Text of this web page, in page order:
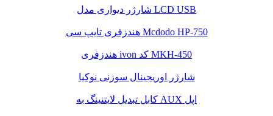
شارژر دیواری مدل LCD USB
هندزفری تایپ سی Mcdodo HP-750
هندزفری ivon کد MKH-450
شارژر اوریجینال سوزنی نوکیا
کابل تبدیل لایتنینگ به AUX اپل